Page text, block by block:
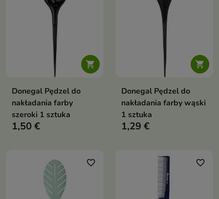

Donegal Pędzel do
nakładania farby
szeroki 1 sztuka
1,50 €

Donegal Pędzel do
nakładania farby wąski
1 sztuka
1,29 €
favorite_border favorite_border